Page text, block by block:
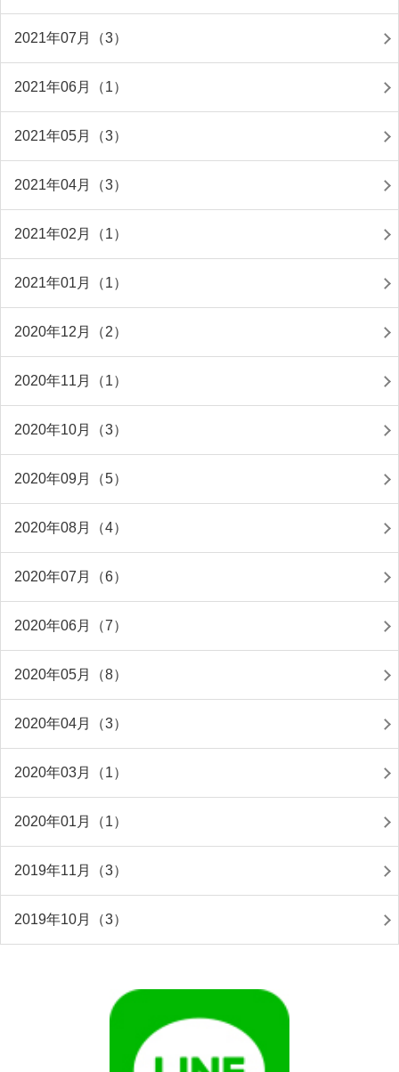
2021年07月（3）
2021年06月（1）
2021年05月（3）
2021年04月（3）
2021年02月（1）
2021年01月（1）
2020年12月（2）
2020年11月（1）
2020年10月（3）
2020年09月（5）
2020年08月（4）
2020年07月（6）
2020年06月（7）
2020年05月（8）
2020年04月（3）
2020年03月（1）
2020年01月（1）
2019年11月（3）
2019年10月（3）